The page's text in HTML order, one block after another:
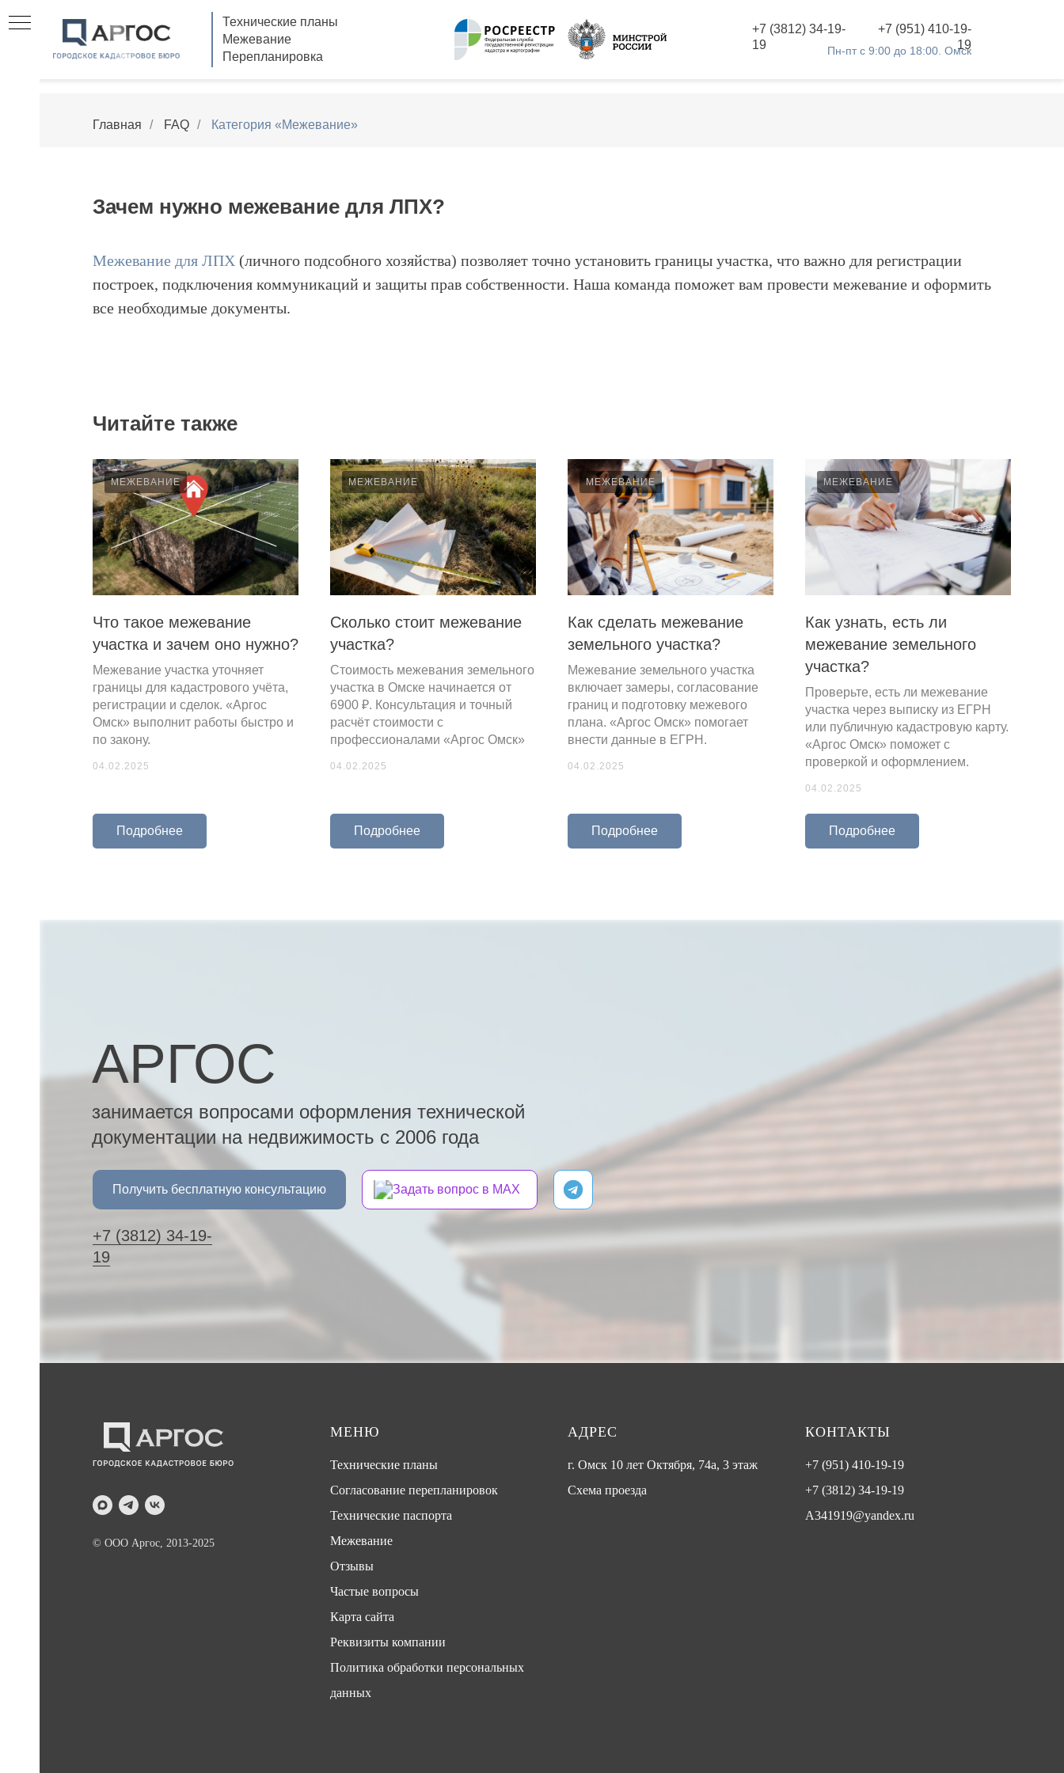
Технические планы
Межевание
Перепланировка
Пн-пт с 9:00 до 18:00. Омск
+7 (951) 410-19-
19
+7 (3812) 34-19-
19
Главная / FAQ / Категория «Межевание»
Зачем нужно межевание для ЛПХ?
Межевание для ЛПХ (личного подсобного хозяйства) позволяет точно установить границы участка, что важно для регистрации
построек, подключения коммуникаций и защиты прав собственности. Наша команда поможет вам провести межевание и оформить
все необходимые документы.
Читайте также
МЕЖЕВАНИЕ
Что такое межевание
участка и зачем оно нужно?
Межевание участка уточняет
границы для кадастрового учёта,
регистрации и сделок. «Аргос
Омск» выполнит работы быстро и
по закону.
04.02.2025
Подробнее
МЕЖЕВАНИЕ
Сколько стоит межевание
участка?
Стоимость межевания земельного
участка в Омске начинается от
6900 ₽. Консультация и точный
расчёт стоимости с
профессионалами «Аргос Омск»
04.02.2025
Подробнее
МЕЖЕВАНИЕ
Как сделать межевание
земельного участка?
Межевание земельного участка
включает замеры, согласование
границ и подготовку межевого
плана. «Аргос Омск» помогает
внести данные в ЕГРН.
04.02.2025
Подробнее
МЕЖЕВАНИЕ
Как узнать, есть ли
межевание земельного
участка?
Проверьте, есть ли межевание
участка через выписку из ЕГРН
или публичную кадастровую карту.
«Аргос Омск» поможет с
проверкой и оформлением.
04.02.2025
Подробнее
АРГОС
занимается вопросами оформления технической
документации на недвижимость с 2006 года
Получить бесплатную консультацию
+7 (3812) 34-19-
19
Задать вопрос в MAX
© ООО Аргос, 2013-2025
МЕНЮ
Технические планы
Согласование перепланировок
Технические паспорта
Межевание
Отзывы
Частые вопросы
Карта сайта
Реквизиты компании
Политика обработки персональных
данных
АДРЕС
г. Омск 10 лет Октября, 74а, 3 этаж
Схема проезда
КОНТАКТЫ
+7 (951) 410-19-19
+7 (3812) 34-19-19
A341919@yandex.ru